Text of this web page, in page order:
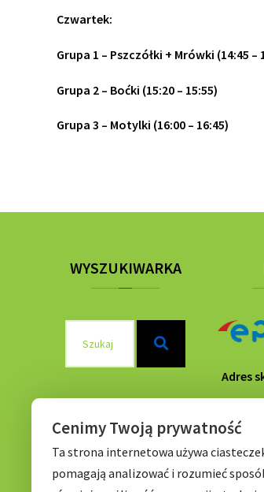
Czwartek:
Grupa 1 – Pszczółki + Mrówki (14:45 –
Grupa 2 – Boćki (15:20 – 15:55)
Grupa 3 – Motylki (16:00 – 16:45)
WYSZUKIWARKA
Szukaj
Adres
/
Cenimy Twoją prywatność
Ta strona internetowa używa
pomagają analizować i rozumieć